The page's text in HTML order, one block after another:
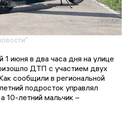
июня в два часа дня на улице
ДТП с участием двух
сообщили в региональной
подросток управлял
10-летний мальчик –